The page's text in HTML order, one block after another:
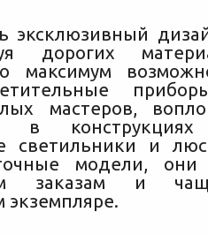
эксклюзивный
дорогих
максимум
мастеров,
в
светильники и
модели,
заказам и
экземпляре.